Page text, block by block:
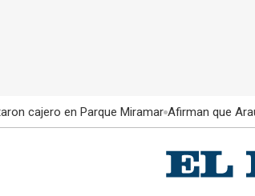
cajero en Parque Miramar Afirman que